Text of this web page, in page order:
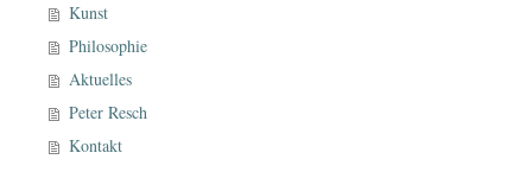
Kunst
Philosophie
Aktuelles
Peter Resch
Kontakt